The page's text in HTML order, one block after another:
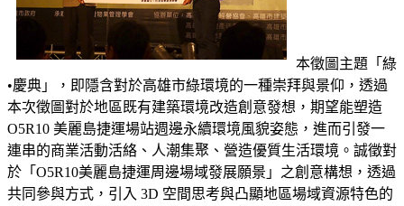
本徵圖主題「綠
•慶典」，即隱含對於高雄市綠環境的一種崇拜與景仰，透過
本次徵圖對於地區既有建築環境改造創意發想，期望能塑造
O5R10 美麗島捷運場站週邊永續環境風貌姿態，進而引發一
連串的商業活動活絡、人潮集聚、營造優質生活環境。誠徵對
於「O5R10美麗島捷運周邊場域發展願景」之創意構想，透過
共同參與方式，引入 3D 空間思考與凸顯地區場域資源特色的